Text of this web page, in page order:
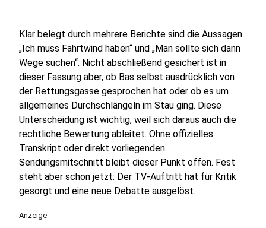
Klar belegt durch mehrere Berichte sind die Aussagen
„Ich muss Fahrtwind haben“ und „Man sollte sich dann
Wege suchen“. Nicht abschließend gesichert ist in
dieser Fassung aber, ob Bas selbst ausdrücklich von
der Rettungsgasse gesprochen hat oder ob es um
allgemeines Durchschlängeln im Stau ging. Diese
Unterscheidung ist wichtig, weil sich daraus auch die
rechtliche Bewertung ableitet. Ohne offizielles
Transkript oder direkt vorliegenden
Sendungsmitschnitt bleibt dieser Punkt offen. Fest
steht aber schon jetzt: Der TV-Auftritt hat für Kritik
gesorgt und eine neue Debatte ausgelöst.
Anzeige